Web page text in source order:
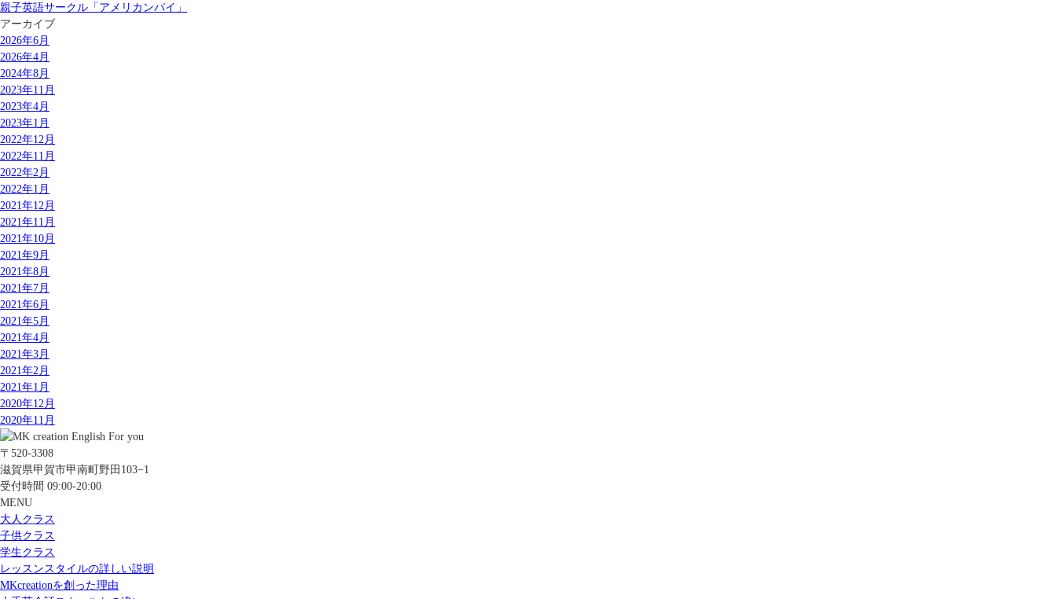
親子英語サークル「アメリカンパイ」
アーカイブ
2026年6月
2026年4月
2024年8月
2023年11月
2023年4月
2023年1月
2022年12月
2022年11月
2022年2月
2022年1月
2021年12月
2021年11月
2021年10月
2021年9月
2021年8月
2021年7月
2021年6月
2021年5月
2021年4月
2021年3月
2021年2月
2021年1月
2020年12月
2020年11月
〒520-3308
滋賀県甲賀市甲南町野田103−1
受付時間 09:00-20:00
MENU
大人クラス
子供クラス
学生クラス
レッスンスタイルの詳しい説明
MKcreationを創った理由